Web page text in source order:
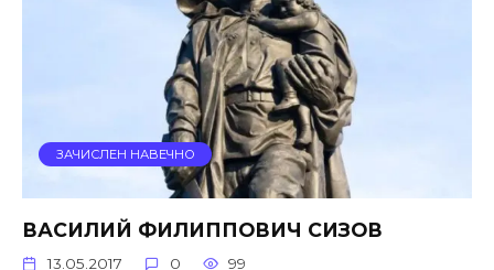
ЗАЧИСЛЕН НАВЕЧНО
ВАСИЛИЙ ФИЛИППОВИЧ СИЗОВ
13.05.2017 0 99